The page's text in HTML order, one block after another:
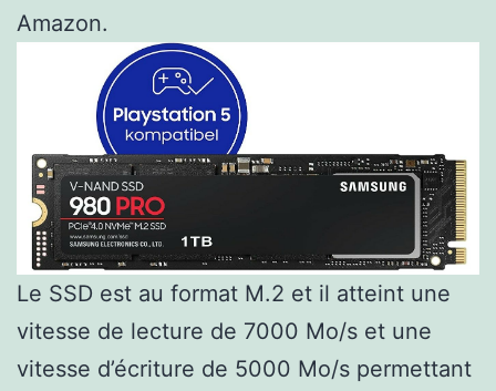
Amazon.
Le SSD est au format M.2 et il atteint une
vitesse de lecture de 7000 Mo/s et une
vitesse d’écriture de 5000 Mo/s permettant